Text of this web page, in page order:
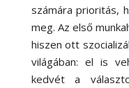
számára prioritás,
meg. Az első
hiszen ott
világában: el is
kedvét a